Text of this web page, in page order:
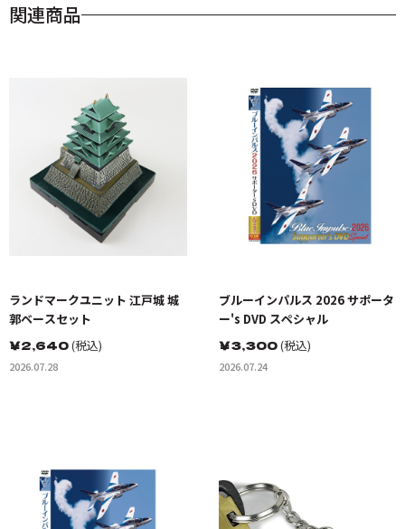
関連商品
ランドマークユニット 江戸城 城
郭ベースセット
￥2,640(税込)
2026.07.28
ブルーインパルス 2026 サポータ
ー's DVD スペシャル
￥3,300(税込)
2026.07.24